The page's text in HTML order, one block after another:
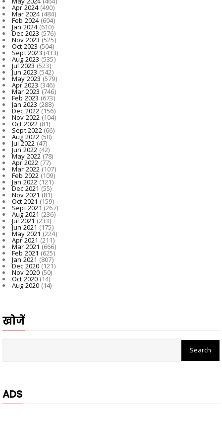
Apr 2024(490)
Mar 2024(484)
Feb 2024(604)
Jan 2024(610)
Dec 2023(576)
Nov 2023 (525)
Oct 2023 (504)
Sept 2023 (433)
Aug 2023 (535)
Jul 2023 (523)
Jun 2023(542)
May 2023(579)
Apr 2023 (346)
Mar 2023 (746)
Feb 2023 (673)
Jan 2023 (288)
Dec 2022(156)
Nov 2022 (104)
Oct 2022 (81)
Sept 2022(66)
Aug 2022 (50)
Jul 2022 (47)
Jun 2022(42)
May 2022(78)
Apr 2022 (77)
Mar 2022(107)
Feb 2022 (109)
Jan 2022 (121)
Dec 2021 (55)
Nov 2021 (81)
Oct 2021 (159)
Sept 2021 (267)
Aug 2021 (236)
Jul 2021 (233)
Jun 2021(175)
May 2021(224)
Apr 2021 (211)
Mar 2021 (666)
Feb 2021 (625)
Jan 2021 (807)
Dec 2020(121)
Nov 2020 (50)
Oct 2020 (14)
Aug 2020(14)
खोजें
ADS